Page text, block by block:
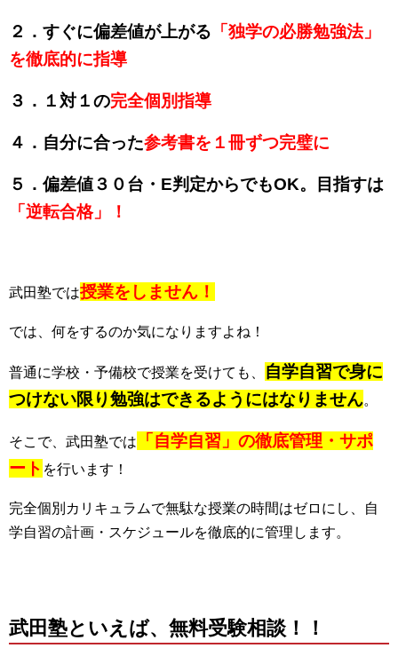
２．すぐに偏差値が上がる 「独学の必勝勉強法」
を徹底的に指導
３．１対１の完全個別指導
４．自分に合った参考書を１冊ずつ完璧に
５．偏差値３０台・E判定からでもOK。目指すは
「逆転合格」！
武田塾では授業をしません ！
では、何をするのか気になりますよね！
普通に学校・予備校で授業を受けても、
自学自習で身に
つけない限り勉強はできるようにはなりません。
そこで、武田塾では
「自学自習」の徹底管理・サポ
ート を行います！
完全個別カリキュラムで無駄な授業の時間はゼロにし、自
学自習の計画・スケジュールを徹底的に管理します。
武田塾といえば、無料受験相談！！